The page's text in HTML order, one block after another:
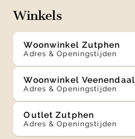
Winkels
Woonwinkel Zutphen
Adres & Openingstijden
Woonwinkel Veenendaal
Adres & Openingstijden
Outlet Zutphen
Adres & Openingstijden